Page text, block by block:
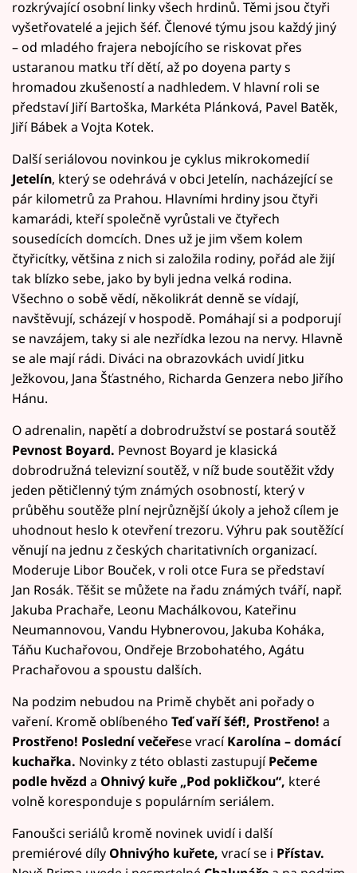
rozkrývající osobní linky všech hrdinů. Těmi jsou čtyři
vyšetřovatelé a jejich šéf. Členové týmu jsou každý jiný
– od mladého frajera nebojícího se riskovat přes
ustaranou matku tří dětí, až po doyena party s
hromadou zkušeností a nadhledem. V hlavní roli se
představí Jiří Bartoška, Markéta Plánková, Pavel Batěk,
Jiří Bábek a Vojta Kotek.
Další seriálovou novinkou je cyklus mikrokomedií
Jetelín, který se odehrává v obci Jetelín, nacházející se
pár kilometrů za Prahou. Hlavními hrdiny jsou čtyři
kamarádi, kteří společně vyrůstali ve čtyřech
sousedících domcích. Dnes už je jim všem kolem
čtyřicítky, většina z nich si založila rodiny, pořád ale žijí
tak blízko sebe, jako by byli jedna velká rodina.
Všechno o sobě vědí, několikrát denně se vídají,
navštěvují, scházejí v hospodě. Pomáhají si a podporují
se navzájem, taky si ale nezřídka lezou na nervy. Hlavně
se ale mají rádi. Diváci na obrazovkách uvidí Jitku
Ježkovou, Jana Šťastného, Richarda Genzera nebo Jiřího
Hánu.
O adrenalin, napětí a dobrodružství se postará soutěž
Pevnost Boyard. Pevnost Boyard je klasická
dobrodružná televizní soutěž, v níž bude soutěžit vždy
jeden pětičlenný tým známých osobností, který v
průběhu soutěže plní nejrůznější úkoly a jehož cílem je
uhodnout heslo k otevření trezoru. Výhru pak soutěžící
věnují na jednu z českých charitativních organizací.
Moderuje Libor Bouček, v roli otce Fura se představí
Jan Rosák. Těšit se můžete na řadu známých tváří, např.
Jakuba Prachaře, Leonu Machálkovou, Kateřinu
Neumannovou, Vandu Hybnerovou, Jakuba Koháka,
Táňu Kuchařovou, Ondřeje Brzobohatého, Agátu
Prachařovou a spoustu dalších.
Na podzim nebudou na Primě chybět ani pořady o
vaření. Kromě oblíbeného Teď vaří šéf!, Prostřeno! a
Prostřeno! Poslední večeřese vracíKarolína – domácí
kuchařka. Novinky z této oblasti zastupujíPečeme
podle hvězd a Ohnivý kuře „Pod pokličkou“, které
volně koresponduje s populárním seriálem.
Fanoušci seriálů kromě novinek uvidí i další
premiérové díly Ohnivýho kuřete, vrací se i Přístav.